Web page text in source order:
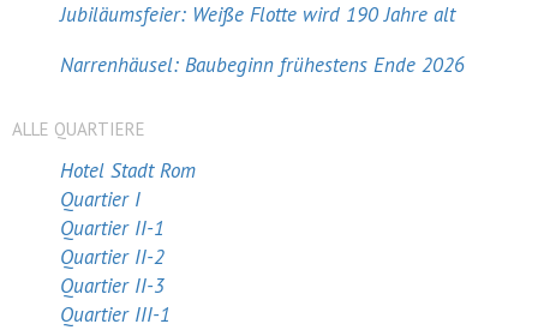
Jubiläumsfeier: Weiße Flotte wird 190 Jahre alt
Narrenhäusel: Baubeginn frühestens Ende 2026
ALLE QUARTIERE
Hotel Stadt Rom
Quartier I
Quartier II-1
Quartier II-2
Quartier II-3
Quartier III-1